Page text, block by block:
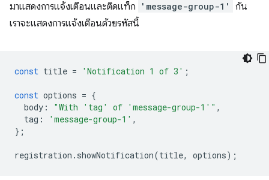
มาแสดงการแจ้งเตือนและติดแท็ก 'message-group-1'
กัน
เราจะแสดงการแจ้งเตือนด้วยรหัสนี้
const title = 'Notification 1 of 3' ;
const options = {
body : "With 'tag' of 'message-group-1'" ,
tag : 'message-group-1' ,
};
registration . showNotification(title, options);